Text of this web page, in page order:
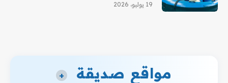
19 يوليو، 2026
مواقع صديقة +